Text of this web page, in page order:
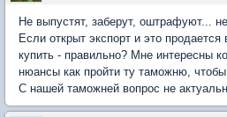
Не выпустят, заберут, оштрафуют...
Если открыт экспорт и это продается
купить - правильно? Мне интересны
нюансы как пройти ту таможню,
С нашей таможней вопрос не